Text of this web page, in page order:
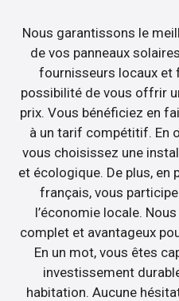
Nous garantissons le
de vos panneaux
fournisseurs locaux et
possibilité de vous offrir
prix. Vous bénéficiez en
à un tarif compétitif. En
vous choisissez une
et écologique. De plus,
français, vous
l’économie locale.
complet et avantageux
En un mot, vous êtes
investissement
habitation. Aucune